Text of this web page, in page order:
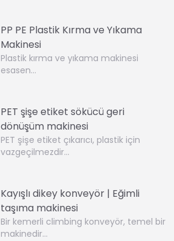
PP PE Plastik Kırma ve Yıkama
Makinesi
Plastik kırma ve yıkama makinesi
esasen…
PET şişe etiket sökücü geri
dönüşüm makinesi
PET şişe etiket çıkarıcı, plastik için
vazgeçilmezdir…
Kayışlı dikey konveyör | Eğimli
taşıma makinesi
Bir kemerli climbing konveyör, temel bir
makinedir…